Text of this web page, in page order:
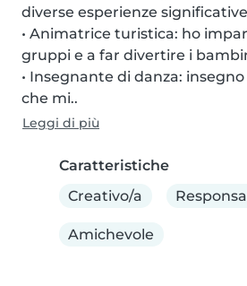
diverse esperienze
• Animatrice turistica: ho
gruppi e a far divertire i
• Insegnante di danza:
che mi..
Leggi di più
Caratteristiche
Creativo/a
Amichevole